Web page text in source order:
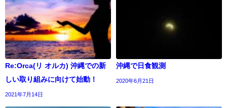
Re:Orca(リ オルカ) 沖縄での新
しい取り組みに向けて始動！
2021年7月14日
沖縄で日食観測
2020年6月21日